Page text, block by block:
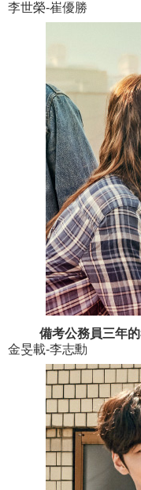
李世榮-崔優勝
備考公務員三年
金旻載-李志勳